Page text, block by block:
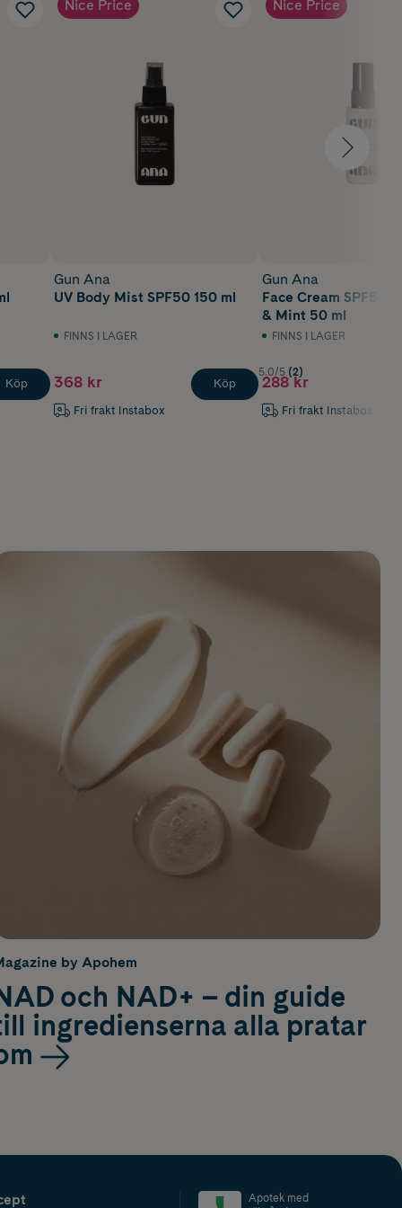
Köp
Nice Price
Gun Ana
UV Body Mist SPF50 150 ml
FINNS I LAGER
368 kr
Fri frakt Instabox
Köp
Nice Price
Gun Ana
Face Cream SPF50
& Mint 50 ml
FINNS I LAGER
5.0/5 (2)
288 kr
Fri frakt Instabox
by Apohem
och NAD+ – din guide
ingredienserna alla pratar
Apotek med